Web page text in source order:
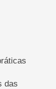
das